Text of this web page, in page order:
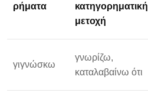
ρήματα
κατηγορηματική
μετοχή
γιγνώσκω
γνωρίζω,
καταλαβαίνω ότι